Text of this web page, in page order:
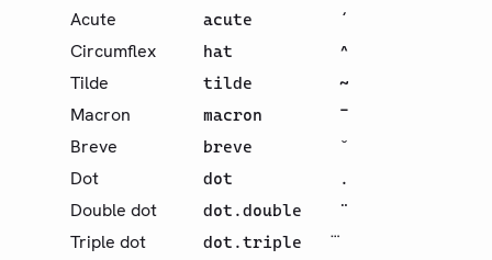
Acute acute ´
Circumflex hat ^
Tilde tilde ~
Macron macron ¯
Breve breve ˘
Dot dot .
Double dot dot.double ¨
Triple dot dot.triple